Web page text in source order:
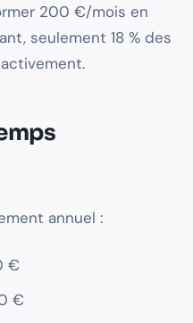
200 €/mois en
seulement 18 % des
annuel :
€
€